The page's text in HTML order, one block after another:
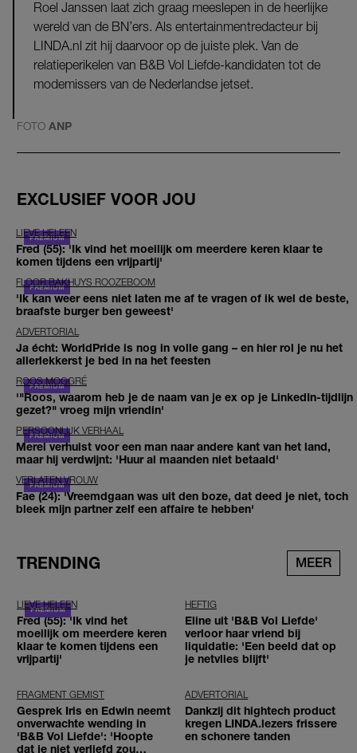
Roel Janssen laat zich graag meeslepen in de heerlijke
wereld van de BN’ers. Als entertainmentredacteur bij
LINDA.nl zit hij daarvoor op de juiste plek. Van de
relatieperikelen van B&B Vol Liefde-kandidaten tot de
modemissers van de Nederlandse jetset.
FOTO ANP
EXCLUSIEF VOOR JOU
LIEVE HELEEN
Fred (55): 'Ik vind het moeilijk om meerdere keren klaar te
komen tijdens een vrijpartij'
FLOOR BAKHUYS ROOZEBOOM
'Ik kan weer eens niet laten me af te vragen of ik wel de beste,
braafste burger ben geweest'
ADVERTORIAL
Ja écht: WorldPride is nog in volle gang – en hier rol je nu het
allerlekkerst je bed in na het feesten
ROOS MOGGRÉ
'"Roos, waarom heb je de naam van je ex op je LinkedIn-tijdlijn
gezet?" vroeg mijn vriendin'
PERSOONLIJK VERHAAL
Merel verhuist voor een man naar andere kant van het land,
maar hij verdwijnt: 'Huur al maanden niet betaald'
VERLATEN VROUW
Fae (24): 'Vreemdgaan was uit den boze, dat deed je niet, toch
bleek mijn partner zelf een affaire te hebben'
TRENDING MEER
LIEVE HELEEN
Fred (55): 'Ik vind het
moeilijk om meerdere keren
klaar te komen tijdens een
vrijpartij'
HEFTIG
Eline uit 'B&B Vol Liefde'
verloor haar vriend bij
liquidatie: 'Een beeld dat op
je netvlies blijft'
FRAGMENT GEMIST
Gesprek Iris en Edwin neemt
onverwachte wending in
'B&B Vol Liefde': 'Hoopte
dat je niet verliefd zou
ADVERTORIAL
Dankzij dit hightech product
kregen LINDA.lezers frissere
en schonere tanden